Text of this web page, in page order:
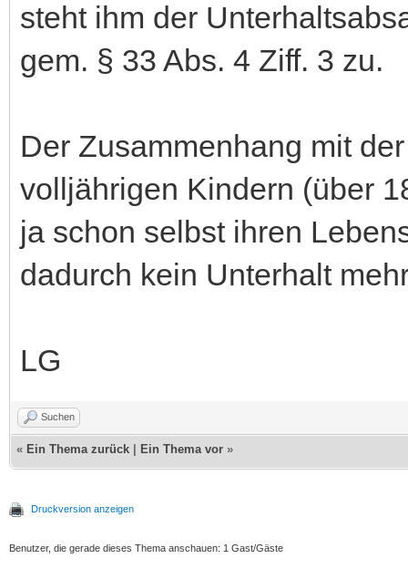
steht ihm der
gem. § 33 Abs. 4 Ziff. 3 zu.
Der Zusammenhang mit
volljährigen Kindern (über
ja schon selbst ihren
dadurch kein Unterhalt
LG
Suchen
« Ein Thema zurück Ein Thema vor »
Druckversion anzeigen
Benutzer, die gerade dieses Thema anschauen: 1 Gast/Gäste